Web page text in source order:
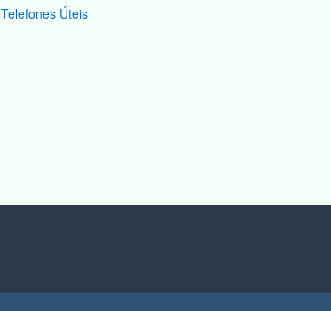
Telefones Úteis